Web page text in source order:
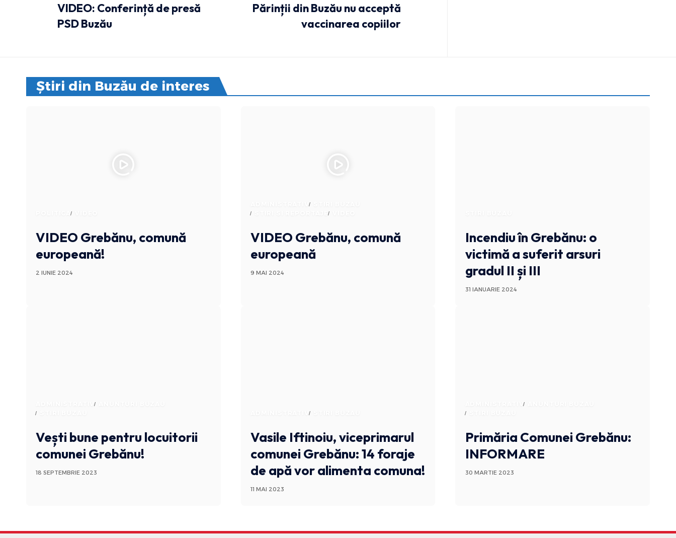
VIDEO: Conferință de presă
PSD Buzău
Părinții din Buzău nu acceptă
vaccinarea copiilor
Știri din Buzău de interes
POLITICA
VIDEO Grebănu, comună
europeană!
2 IUNIE 2024
ADMINISTRATIV
STIRI SI REPORTAJE
VIDEO Grebănu, comună
europeană
9 MAI 2024
Incendiu în Grebănu: o
victimă a suferit arsuri
gradul II și III
31 IANUARIE 2024
ADMINISTRATIV
Vești bune pentru locuitorii
comunei Grebănu!
18 SEPTEMBRIE 2023
ADMINISTRATIV
Vasile Iftinoiu, viceprimarul
comunei Grebănu: 14 foraje
de apă vor alimenta comuna!
11 MAI 2023
ADMINISTRATIV
Primăria Comunei Grebănu:
INFORMARE
30 MARTIE 2023